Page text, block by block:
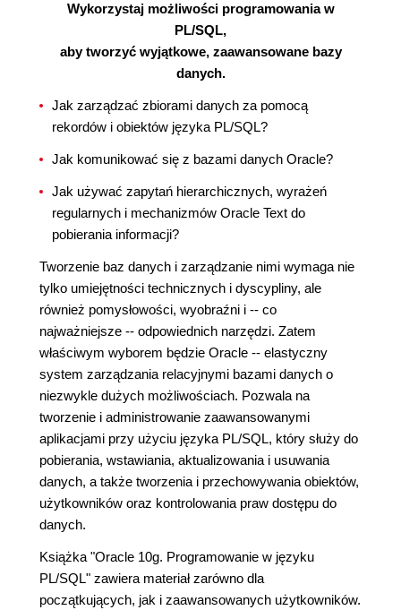
Wykorzystaj możliwości programowania w
PL/SQL,
aby tworzyć wyjątkowe, zaawansowane bazy
danych.
Jak zarządzać zbiorami danych za pomocą
rekordów i obiektów języka PL/SQL?
Jak komunikować się z bazami danych Oracle?
Jak używać zapytań hierarchicznych, wyrażeń
regularnych i mechanizmów Oracle Text do
pobierania informacji?
Tworzenie baz danych i zarządzanie nimi wymaga nie
tylko umiejętności technicznych i dyscypliny, ale
również pomysłowości, wyobraźni i -- co
najważniejsze -- odpowiednich narzędzi. Zatem
właściwym wyborem będzie Oracle -- elastyczny
system zarządzania relacyjnymi bazami danych o
niezwykle dużych możliwościach. Pozwala na
tworzenie i administrowanie zaawansowanymi
aplikacjami przy użyciu języka PL/SQL, który służy do
pobierania, wstawiania, aktualizowania i usuwania
danych, a także tworzenia i przechowywania obiektów,
użytkowników oraz kontrolowania praw dostępu do
danych.
Książka "Oracle 10g. Programowanie w języku
PL/SQL" zawiera materiał zarówno dla
początkujących, jak i zaawansowanych użytkowników.